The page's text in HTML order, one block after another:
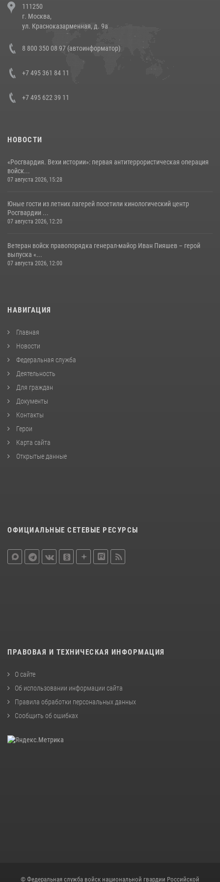
напавших на бригаду скорой помощи (видео)
14 июля 2026, 12:20
В Росгвардии прошла военно-научная конференция по обобщению
боевого опыта
111250
г. Москва,
ул. Красноказарменная, д. 9а
8 800 350 08 97 (автоинформатор)
+7 495 361 84 11
+7 495 622 39 11
НОВОСТИ
«Росгвардия. Вехи истории»: первая антитеррористическая операция
войск...
07 августа 2026, 15:28
Юные гости из летних лагерей посетили кинологический центр
Росгвардии ...
07 августа 2026, 12:20
Ветеран войск правопорядка генерал-майор Иван Пияшев – герой
выпуска «...
07 августа 2026, 12:00
НАВИГАЦИЯ
Главная
Новости
Федеральная служба
Деятельность
Для граждан
Документы
Контакты
Герои
Карта сайта
Открытые данные
ОФИЦИАЛЬНЫЕ СЕТЕВЫЕ РЕСУРСЫ
ПРАВОВАЯ И ТЕХНИЧЕСКАЯ ИНФОРМАЦИЯ
О сайте
Об использовании информации сайта
Правила обработки персональных данных
Сообщить об ошибках
© Федеральная служба войск национальной гвардии Российской